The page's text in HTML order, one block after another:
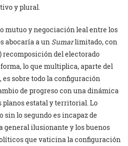
y plural.
mutuo y negociación leal entre los
abocaría a un Sumarlimitado, con
del electorado
lo que multiplica, aparte del
es sobre todo la configuración
de progreso con una dinámica
planos estatal y territorial. Lo
sin lo segundo es incapaz de
general ilusionante y los buenos
que vaticina la configuración